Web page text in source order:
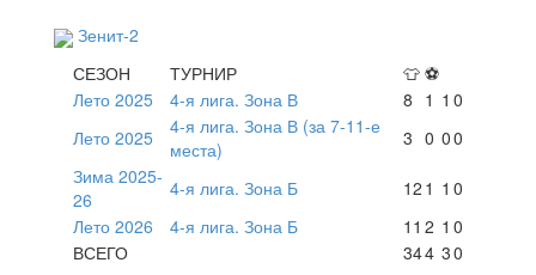
Зенит-2
СЕЗОН
ТУРНИР 👕 ⚽
Лето 2025
4-я лига. Зона В 8 1 1 0
Лето 2025
4-я лига. Зона В (за 7-11-е
места)
3 0 00
Зима 2025-
26
4-я лига. Зона Б 12 1 1 0
Лето 2026
4-я лига. Зона Б 11 2 1 0
ВСЕГО
344 30